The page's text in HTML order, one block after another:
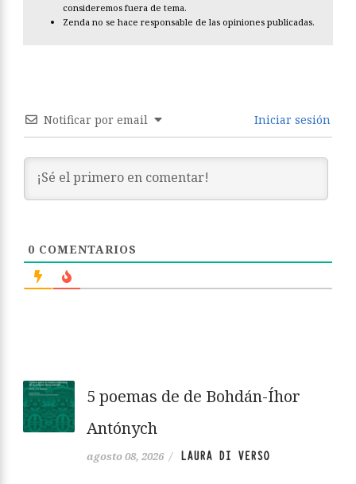
consideremos fuera de tema.
Zenda no se hace responsable de las opiniones publicadas.
Notificar por email Iniciar sesión
0 COMENTARIOS
5 poemas de de Bohdán-Íhor
Antónych
agosto 08, 2026 / LAURA DI VERSO